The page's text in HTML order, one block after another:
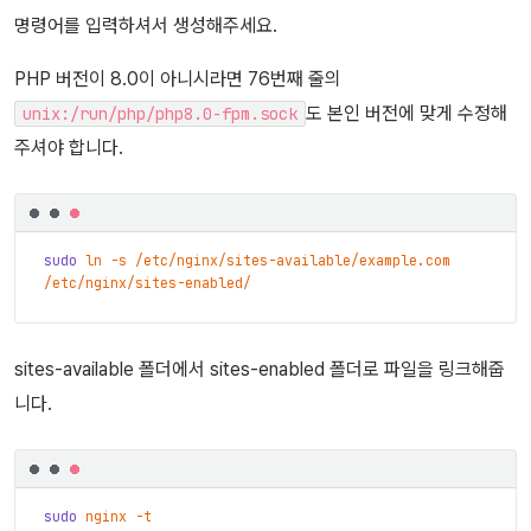
명령어를 입력하셔서 생성해주세요.
PHP 버전이 8.0이 아니시라면 76번째 줄의
unix:/run/php/php8.0-fpm.sock 도 본인 버전에 맞게 수정해
주셔야 합니다.
sudo ln -s /etc/nginx/sites-available/example.com
/etc/nginx/sites-enabled/
sites-available 폴더에서 sites-enabled 폴더로 파일을 링크해줍
니다.
sudo nginx -t